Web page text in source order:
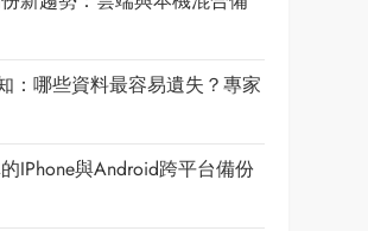
：哪些資料最容易遺失？專家
iPhone與Android跨平台備份